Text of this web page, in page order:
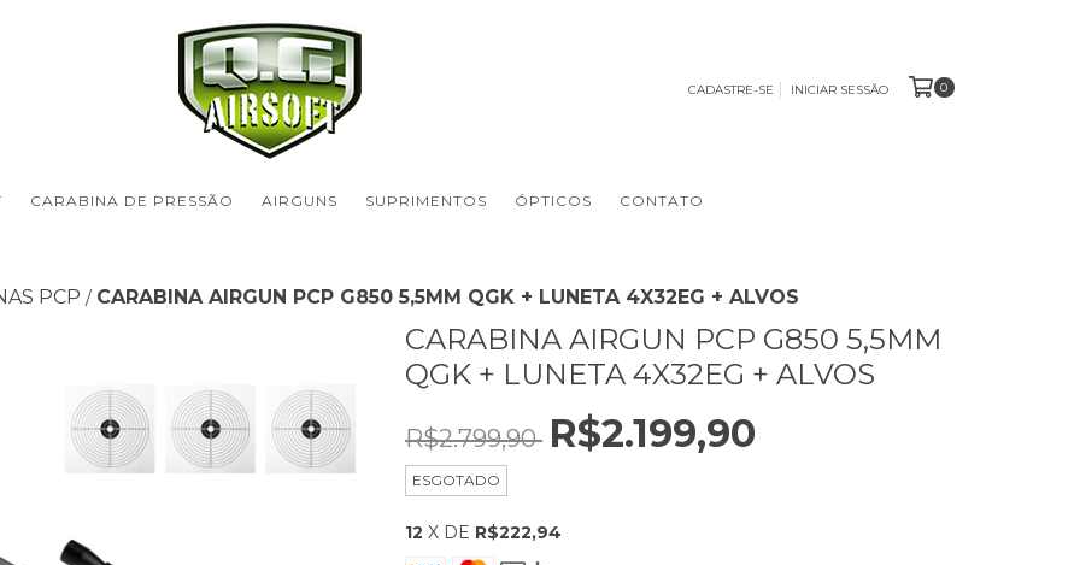
CADASTRE-SE INICIAR SESSÃO 0
CARABINA DE PRESSÃO AIRGUNS SUPRIMENTOS ÓPTICOS CONTATO
PCP / CARABINA AIRGUN PCP G850 5,5MM QGK + LUNETA 4X32EG + ALVOS
CARABINA AIRGUN PCP G850 5,5MM
QGK + LUNETA 4X32EG + ALVOS
R$2.799,90 R$2.199,90
ESGOTADO
12 X DE R$222,94